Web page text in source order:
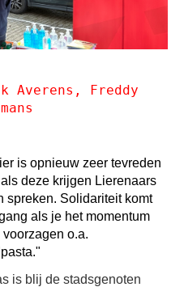
Freddy
is opnieuw zeer tevreden
deze krijgen Lierenaars
spreken. Solidariteit komt
als je het momentum
o.a.
is blij de stadsgenoten